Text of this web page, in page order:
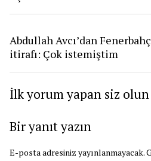
Abdullah Avcı’dan
itirafı: Çok istemiştim
İlk yorum yapan siz olun
Bir yanıt yazın
E-posta adresiniz yayınlanmayacak.